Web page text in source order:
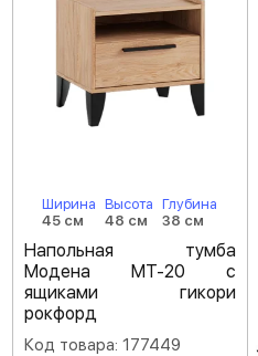
Ширина
45 см
Высота
48 см
Глубина
38 см
Напольная тумба
Модена МТ-20 с
ящиками гикори
рокфорд
Код товара: 177449